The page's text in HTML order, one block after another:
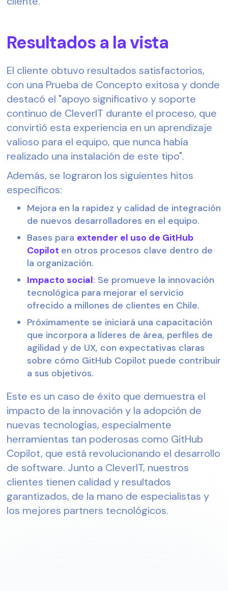
Resultados a la vista
El cliente obtuvo resultados satisfactorios,
con una Prueba de Concepto exitosa y donde
destacó el "apoyo significativo y soporte
continuo de CleverIT durante el proceso, que
convirtió esta experiencia en un aprendizaje
valioso para el equipo, que nunca había
realizado una instalación de este tipo".
Además, se lograron los siguientes hitos
específicos:
Mejora en la rapidez y calidad de integración
de nuevos desarrolladores en el equipo.
Bases para extender el uso de GitHub
Copilot en otros procesos clave dentro de
la organización.
Impacto social: Se promueve la innovación
tecnológica para mejorar el servicio
ofrecido a millones de clientes en Chile.
Próximamente se iniciará una capacitación
que incorpora a líderes de área, perfiles de
agilidad y de UX, con expectativas claras
sobre cómo GitHub Copilot puede contribuir
a sus objetivos.
Este es un caso de éxito que demuestra el
impacto de la innovación y la adopción de
nuevas tecnologías, especialmente
herramientas tan poderosas como GitHub
Copilot, que está revolucionando el desarrollo
de software. Junto a CleverIT, nuestros
clientes tienen calidad y resultados
garantizados, de la mano de especialistas y
los mejores partners tecnológicos.